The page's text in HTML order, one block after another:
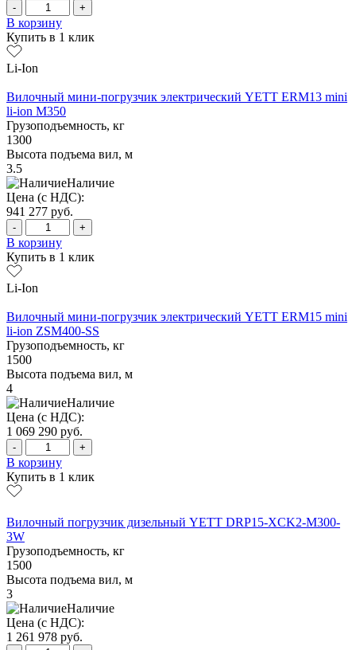
- +
В корзину
Купить в 1 клик
Li-Ion
Вилочный мини-погрузчик электрический YETT ERM13 mini
li-ion M350
Грузоподъемность, кг
1300
Высота подъема вил, м
3.5
Наличие
Цена (с НДС):
941 277 руб.
- +
В корзину
Купить в 1 клик
Li-Ion
Вилочный мини-погрузчик электрический YETT ERM15 mini
li-ion ZSM400-SS
Грузоподъемность, кг
1500
Высота подъема вил, м
4
Наличие
Цена (с НДС):
1 069 290 руб.
- +
В корзину
Купить в 1 клик
Вилочный погрузчик дизельный YETT DRP15-XCK2-M300-
3W
Грузоподъемность, кг
1500
Высота подъема вил, м
3
Наличие
Цена (с НДС):
1 261 978 руб.